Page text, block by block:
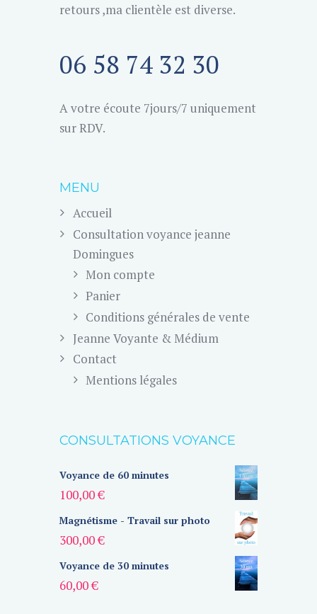
retours ,ma clientèle est diverse.
06 58 74 32 30
A votre écoute 7jours/7 uniquement
sur RDV.
MENU
Accueil
Consultation voyance jeanne
Domingues
Mon compte
Panier
Conditions générales de vente
Jeanne Voyante & Médium
Contact
Mentions légales
CONSULTATIONS VOYANCE
Voyance de 60 minutes
100,00€
Magnétisme - Travail sur photo
300,00€
Voyance de 30 minutes
60,00€